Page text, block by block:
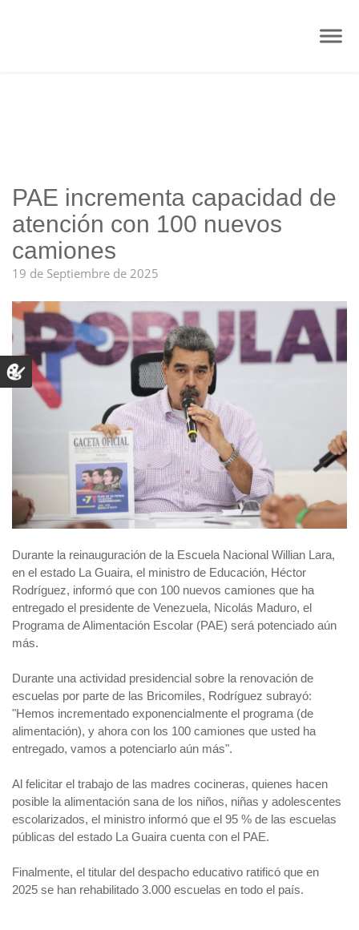
PAE incrementa capacidad de
atención con 100 nuevos
camiones
19 de Septiembre de 2025
Durante la reinauguración de la Escuela Nacional Willian Lara,
en el estado La Guaira, el ministro de Educación, Héctor
Rodríguez, informó que con 100 nuevos camiones que ha
entregado el presidente de Venezuela, Nicolás Maduro, el
Programa de Alimentación Escolar (PAE) será potenciado aún
más.
Durante una actividad presidencial sobre la renovación de
escuelas por parte de las Bricomiles, Rodríguez subrayó:
"Hemos incrementado exponencialmente el programa (de
alimentación), y ahora con los 100 camiones que usted ha
entregado, vamos a potenciarlo aún más".
Al felicitar el trabajo de las madres cocineras, quienes hacen
posible la alimentación sana de los niños, niñas y adolescentes
escolarizados, el ministro informó que el 95 % de las escuelas
públicas del estado La Guaira cuenta con el PAE.
Finalmente, el titular del despacho educativo ratificó que en
2025 se han rehabilitado 3.000 escuelas en todo el país.